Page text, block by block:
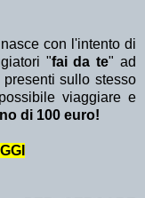
nasce con l'intento di
"fai da te" ad
sullo stesso
viaggiare e
di 100 euro!